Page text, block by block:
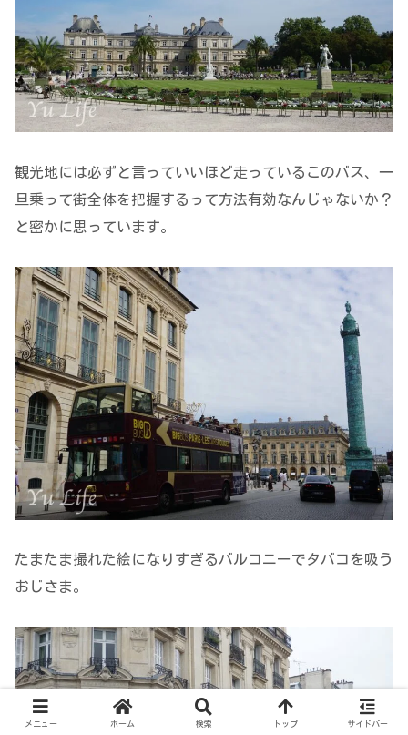
観光地には必ずと言っていいほど走っているこのバス、一
旦乗って街全体を把握するって方法有効なんじゃないか？
と密かに思っています。
たまたま撮れた絵になりすぎるバルコニーでタバコを吸う
おじさま。
メニュー ホーム 検索 トップ サイドバー